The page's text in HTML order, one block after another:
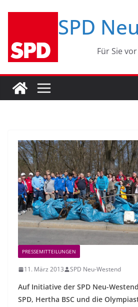
SPD
Für Sie
PRESSEMITTEILUNGEN
11. März 2013 SPD Neu-Westend
Auf Initiative der SPD Neu-
SPD, Hertha BSC und die